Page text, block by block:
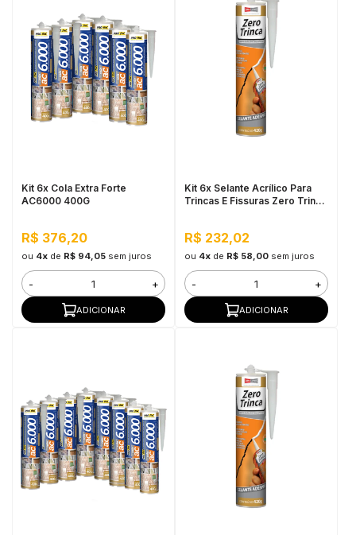
Kit 6x Cola Extra Forte
AC6000 400G
R$ 376,20
ou 4xde R$ 94,05 sem juros
- +
ADICIONAR
Kit 6x Selante Acrílico Para
Trincas E Fissuras Zero Trinca
R$ 232,02
ou 4xde R$ 58,00 sem juros
- +
ADICIONAR